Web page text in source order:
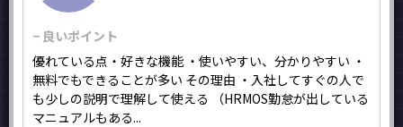
− 良いポイント
優れている点・好きな機能 ・使いやすい、分かりやすい ・
無料でもできることが多い その理由 ・入社してすぐの人で
も少しの説明で理解して使える （HRMOS勤怠が出している
マニュアルもある...